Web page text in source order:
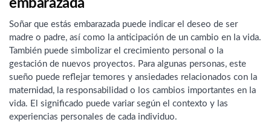
embarazada
Soñar que estás embarazada puede indicar el deseo de ser
madre o padre, así como la anticipación de un cambio en la vida.
También puede simbolizar el crecimiento personal o la
gestación de nuevos proyectos. Para algunas personas, este
sueño puede reflejar temores y ansiedades relacionados con la
maternidad, la responsabilidad o los cambios importantes en la
vida. El significado puede variar según el contexto y las
experiencias personales de cada individuo.